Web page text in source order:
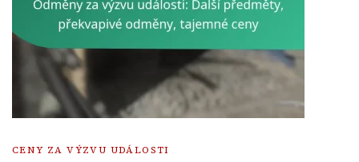
CENY ZA VÝZVU UDÁLOSTI